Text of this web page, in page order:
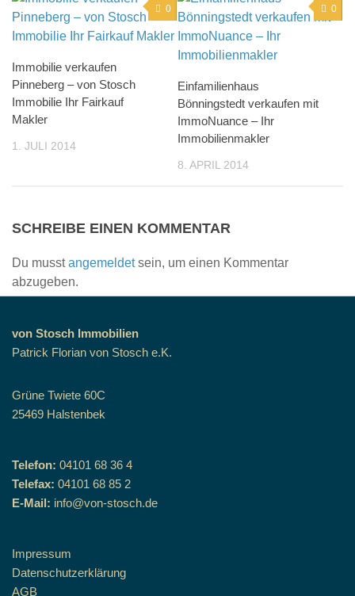
0
Immobilie verkaufen
Pinneberg – von Stosch
Immobilie Ihr Fairkauf
Makler
1. JULI 2014
0
Einfamilienhaus
Bönningstedt verkaufen mit
ImmoNuance – Ihr
Immobilienmakler
8. APRIL 2014
SCHREIBE EINEN KOMMENTAR
Du musstangemeldetsein, um einen Kommentar
abzugeben.
von Stosch Immobilien
Patrick Florian von Stosch e.K.
Grüne Twiete 60C
25469 Halstenbek
Telefon: 04101 68 36 4
Telefax: 04101 68 85 2
E-Mail: info@von-stosch.de
Impressum
Datenschutzerklärung
AGB